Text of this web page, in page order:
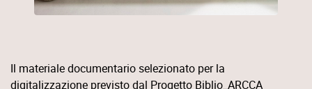
Il materiale documentario selezionato per la
digitalizzazione previsto dal Progetto Biblio_ARCCA